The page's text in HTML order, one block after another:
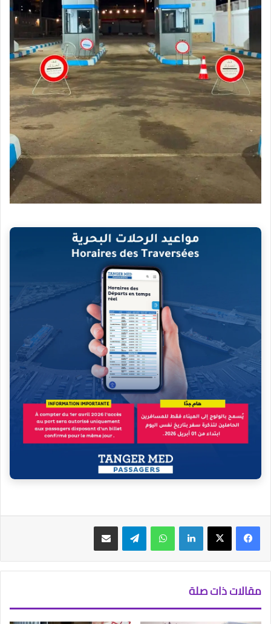
فيسبوك‫X لينكدإن واتساب تيلقرام مشاركة عبر البريد
مقالات ذات صلة